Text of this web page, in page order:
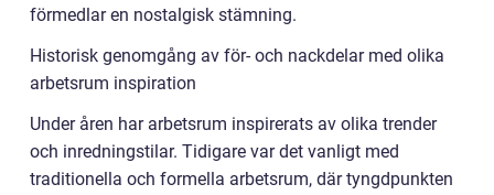
förmedlar en nostalgisk stämning.
Historisk genomgång av för- och nackdelar med olika
arbetsrum inspiration
Under åren har arbetsrum inspirerats av olika trender
och inredningstilar. Tidigare var det vanligt med
traditionella och formella arbetsrum, där tyngdpunkten